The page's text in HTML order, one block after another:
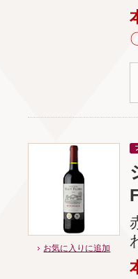
お気に入りに追加